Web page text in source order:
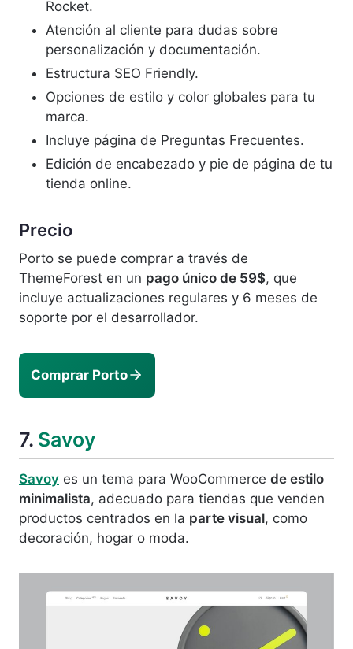
Rocket.
Atención al cliente para dudas sobre
personalización y documentación.
Estructura SEO Friendly.
Opciones de estilo y color globales para tu
marca.
Incluye página de Preguntas Frecuentes.
Edición de encabezado y pie de página de tu
tienda online.
Precio
Porto se puede comprar a través de
ThemeForest en un pago único de 59$, que
incluye actualizaciones regulares y 6 meses de
soporte por el desarrollador.
Comprar Porto
7. Savoy
Savoy es un tema para WooCommerce de estilo
minimalista, adecuado para tiendas que venden
productos centrados en la parte visual, como
decoración, hogar o moda.